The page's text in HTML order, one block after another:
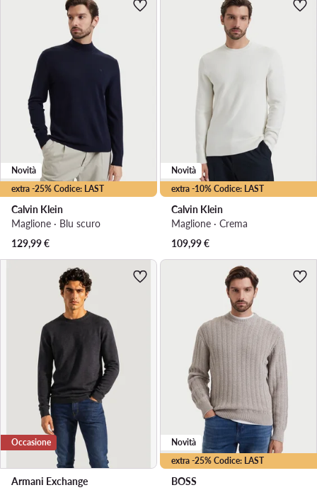
extra -25% Codice: LAST
Novità
Calvin Klein
Maglione · Blu scuro
129,99€
extra -10% Codice: LAST
Novità
Calvin Klein
Maglione · Crema
109,99€
Occasione
Armani Exchange
extra -25% Codice: LAST
Novità
BOSS